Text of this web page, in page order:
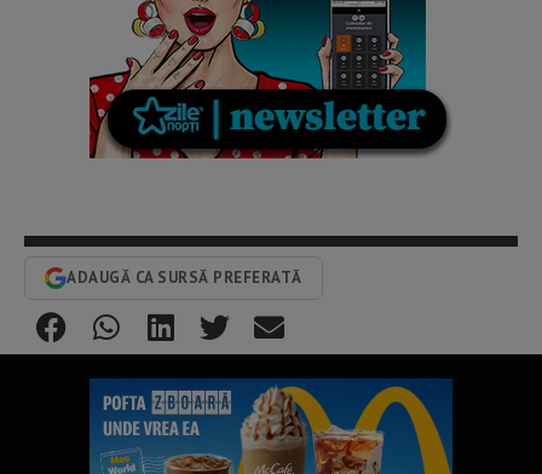
ADAUGĂ CA SURSĂ PREFERATĂ